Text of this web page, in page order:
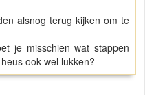
alsnog terug kijken om te
je misschien wat stappen
ook wel lukken?